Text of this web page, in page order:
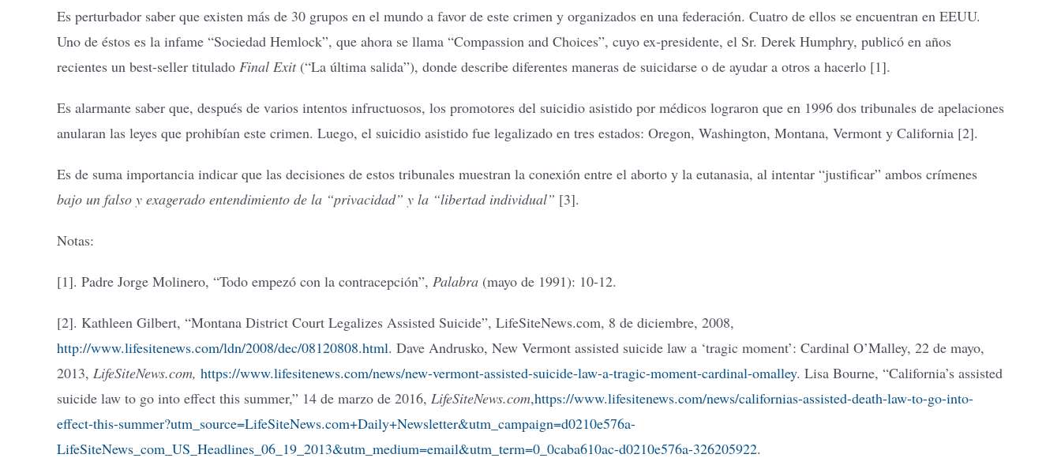
Es perturbador saber que existen más de 30 grupos en el mundo a favor de este crimen y organizados en una federación. Cuatro de ellos se encuentran en EEUU.
Uno de éstos es la infame “Sociedad Hemlock”, que ahora se llama “Compassion and Choices”, cuyo ex-presidente, el Sr. Derek Humphry, publicó en años
recientes un best-seller titulado Final Exit(“La última salida”), donde describe diferentes maneras de suicidarse o de ayudar a otros a hacerlo [1].
Es alarmante saber que, después de varios intentos infructuosos, los promotores del suicidio asistido por médicos lograron que en 1996 dos tribunales de apelaciones
anularan las leyes que prohibían este crimen. Luego, el suicidio asistido fue legalizado en tres estados: Oregon, Washington, Montana, Vermont y California [2].
Es de suma importancia indicar que las decisiones de estos tribunales muestran la conexión entre el aborto y la eutanasia, al intentar “justificar” ambos crímenes
bajo un falso y exagerado entendimiento de la “privacidad” y la “libertad individual” [3].
Notas:
[1]. Padre Jorge Molinero, “Todo empezó con la contracepción”, Palabra (mayo de 1991): 10-12.
[2]. Kathleen Gilbert, “Montana District Court Legalizes Assisted Suicide”, LifeSiteNews.com, 8 de diciembre, 2008,
http://www.lifesitenews.com/ldn/2008/dec/08120808.html. Dave Andrusko, New Vermont assisted suicide law a ‘tragic moment’: Cardinal O’Malley, 22 de mayo,
2013, LifeSiteNews.com, https://www.lifesitenews.com/news/new-vermont-assisted-suicide-law-a-tragic-moment-cardinal-omalley. Lisa Bourne, “California’s assisted
suicide law to go into effect this summer,” 14 de marzo de 2016, LifeSiteNews.com,https://www.lifesitenews.com/news/californias-assisted-death-law-to-go-into-
effect-this-summer?utm_source=LifeSiteNews.com+Daily+Newsletter&utm_campaign=d0210e576a-
LifeSiteNews_com_US_Headlines_06_19_2013&utm_medium=email&utm_term=0_0caba610ac-d0210e576a-326205922.